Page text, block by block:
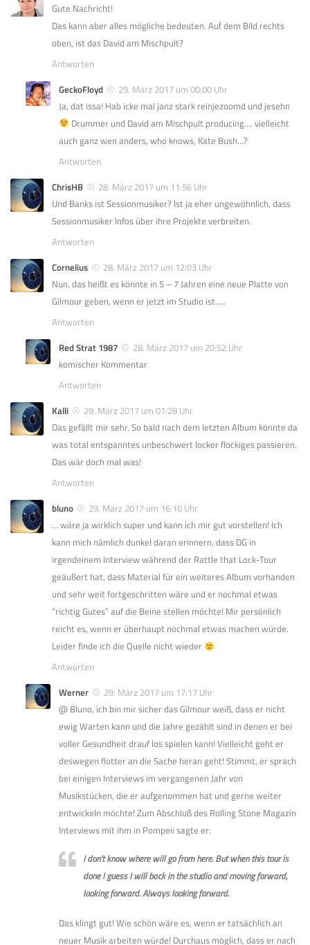
Gute Nachricht!
Das kann aber alles mögliche bedeuten. Auf dem Bild rechts
oben, ist das David am Mischpult?
Antworten
GeckoFloyd
29. März 2017 um 00:00 Uhr
Ja, dat issa! Hab icke mal janz stark reinjezoomd und jesehn
Drummer und David am Mischpult producing…. vielleicht
auch ganz wen anders, who knows, Kate Bush…?
Antworten
ChrisHB
28. März 2017 um 11:56 Uhr
Und Banks ist Sessionmusiker? Ist ja eher ungewöhnlich, dass
Sessionmusiker Infos über ihre Projekte verbreiten.
Antworten
Cornelius
28. März 2017 um 12:03 Uhr
Nun, das heißt es könnte in 5 – 7 Jahren eine neue Platte von
Gilmour geben, wenn er jetzt im Studio ist…..
Antworten
Red Strat 1987
28. März 2017 um 20:52 Uhr
komischer Kommentar
Antworten
Kalli
29. März 2017 um 01:28 Uhr
Das gefällt mir sehr. So bald nach dem letzten Album könnte da
was total entspanntes unbeschwert locker flockiges passieren.
Das wär doch mal was!
Antworten
bluno
29. März 2017 um 16:10 Uhr
… wäre ja wirklich super und kann ich mir gut vorstellen! Ich
kann mich nämlich dunkel daran erinnern, dass DG in
irgendeinem Interview während der Rattle that Lock-Tour
geäußert hat, dass Material für ein weiteres Album vorhanden
und sehr weit fortgeschritten wäre und er nochmal etwas
“richtig Gutes” auf die Beine stellen möchte! Mir persönlich
reicht es, wenn er überhaupt nochmal etwas machen würde.
Leider finde ich die Quelle nicht wieder
Antworten
Werner
29. März 2017 um 17:17 Uhr
@ Bluno, ich bin mir sicher das Gilmour weiß, dass er nicht
ewig Warten kann und die Jahre gezählt sind in denen er bei
voller Gesundheit drauf los spielen kann! Vielleicht geht er
deswegen flotter an die Sache heran geht! Stimmt, er sprach
bei einigen Interviews im vergangenen Jahr von
Musikstücken, die er aufgenommen hat und gerne weiter
entwickeln möchte! Zum Abschluß des Rolling Stone Magazin
Interviews mit ihm in Pompeii sagte er:
I don’t know where will go from here. But when this tour is
done I guess I will back in the studio and moving forward,
looking forward. Always looking forward.
Das klingt gut! Wie schön wäre es, wenn er tatsächlich an
neuer Musik arbeiten würde! Durchaus möglich, dass er nach